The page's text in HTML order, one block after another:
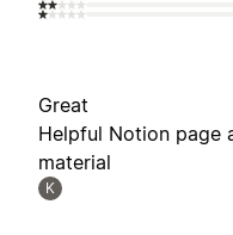
Great
Helpful Notion page
material
K